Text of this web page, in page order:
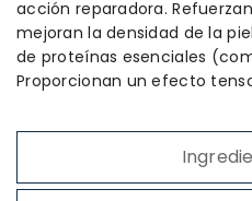
acción reparadora.
mejoran la densidad de la
de proteínas esenciales
Proporcionan un efecto